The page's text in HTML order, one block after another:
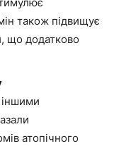
також підвищує
що додатково
іншими
атопічного